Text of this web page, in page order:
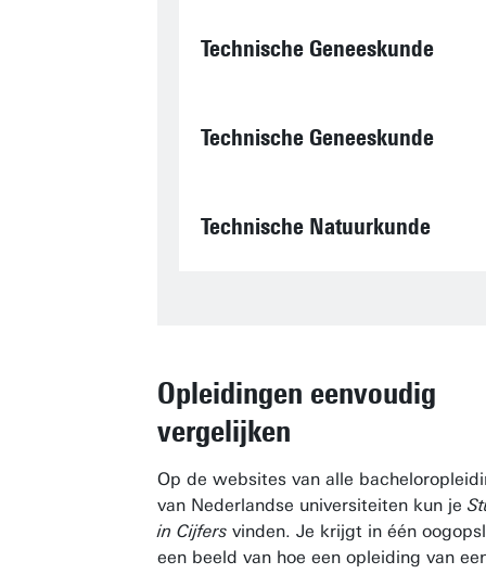
Technische Geneeskunde
Technische Geneeskunde
Technische Natuurkunde
Opleidingen eenvoudig
vergelijken
Op de websites van alle
van Nederlandse universiteiten kun je
in Cijfers vinden. Je krijgt in één
een beeld van hoe een opleiding van